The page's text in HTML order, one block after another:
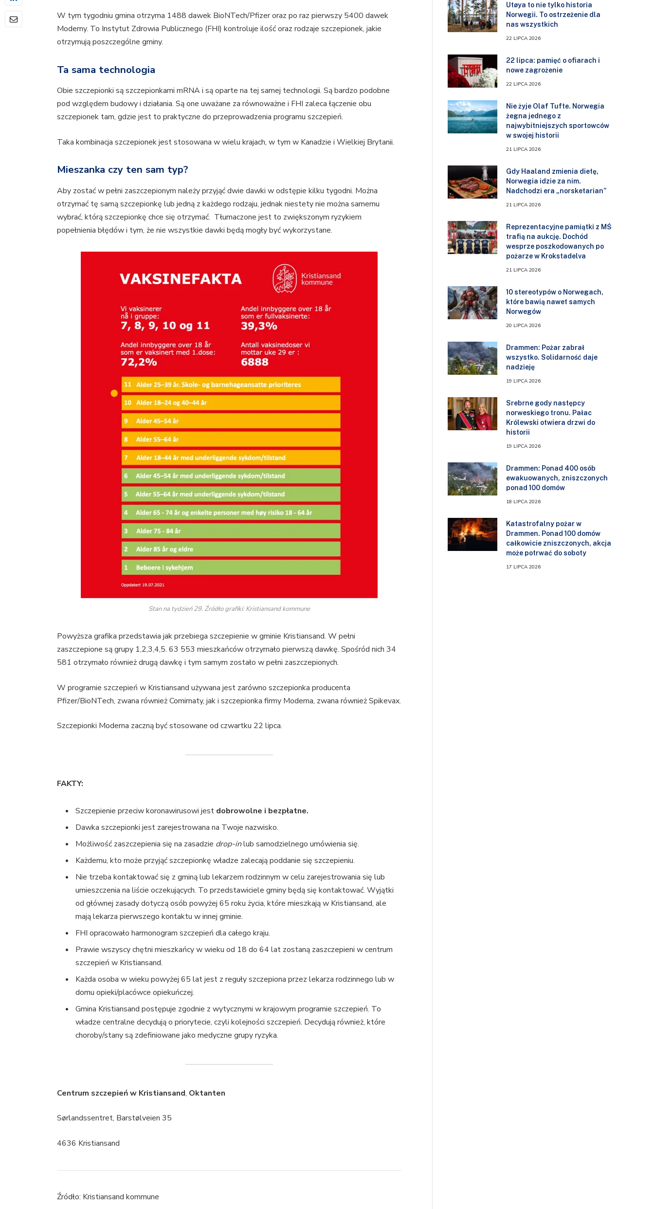
W tym tygodniu gmina otrzyma 1488 dawek BioNTech/Pfizer oraz po raz pierwszy 5400 dawek
Moderny. To Instytut Zdrowia Publicznego (FHI) kontroluje ilość oraz rodzaje szczepionek, jakie
otrzymują poszczególne gminy.
Ta sama technologia
Obie szczepionki są szczepionkami mRNA i są oparte na tej samej technologii. Są bardzo podobne
pod względem budowy i działania. Są one uważane za równoważne i FHI zaleca łączenie obu
szczepionek tam, gdzie jest to praktyczne do przeprowadzenia programu szczepień.
Taka kombinacja szczepionek jest stosowana w wielu krajach, w tym w Kanadzie i Wielkiej Brytanii.
Mieszanka czy ten sam typ?
Aby zostać w pełni zaszczepionym należy przyjąć dwie dawki w odstępie kilku tygodni. Można
otrzymać tę samą szczepionkę lub jedną z każdego rodzaju, jednak niestety nie można samemu
wybrać, którą szczepionkę chce się otrzymać. Tłumaczone jest to zwiększonym ryzykiem
popełnienia błędów i tym, że nie wszystkie dawki będą mogły być wykorzystane.
Stan na tydzień 29. Źródło grafiki: Kristiansand kommune
Powyższa grafika przedstawia jak przebiega szczepienie w gminie Kristiansand. W pełni
zaszczepione są grupy 1,2,3,4,5. 63 553 mieszkańców otrzymało pierwszą dawkę. Spośród nich 34
581 otrzymało również drugą dawkę i tym samym zostało w pełni zaszczepionych.
W programie szczepień w Kristiansand używana jest zarówno szczepionka producenta
Pfizer/BioNTech, zwana również Comirnaty, jak i szczepionka firmy Moderna, zwana również Spikevax.
Szczepionki Moderna zaczną być stosowane od czwartku 22 lipca.
FAKTY:
Szczepienie przeciw koronawirusowi jest dobrowolne i bezpłatne.
Dawka szczepionki jest zarejestrowana na Twoje nazwisko.
Możliwość zaszczepienia się na zasadzie drop-inlub samodzielnego umówienia się.
Każdemu, kto może przyjąć szczepionkę władze zalecają poddanie się szczepieniu.
Nie trzeba kontaktować się z gminą lub lekarzem rodzinnym w celu zarejestrowania się lub
umieszczenia na liście oczekujących. To przedstawiciele gminy będą się kontaktować. Wyjątki
od głównej zasady dotyczą osób powyżej 65 roku życia, które mieszkają w Kristiansand, ale
mają lekarza pierwszego kontaktu w innej gminie.
FHI opracowało harmonogram szczepień dla całego kraju.
Prawie wszyscy chętni mieszkańcy w wieku od 18 do 64 lat zostaną zaszczepieni w centrum
szczepień w Kristiansand.
Każda osoba w wieku powyżej 65 lat jest z reguły szczepiona przez lekarza rodzinnego lub w
domu opieki/placówce opiekuńczej.
Gmina Kristiansand postępuje zgodnie z wytycznymi w krajowym programie szczepień. To
władze centralne decydują o priorytecie, czyli kolejności szczepień. Decydują również, które
choroby/stany są zdefiniowane jako medyczne grupy ryzyka.
Centrum szczepień w Kristiansand, Oktanten
Sørlandssentret, Barstølveien 35
4636 Kristiansand
Źródło: Kristiansand kommune
Utøya to nie tylko historia
Norwegii. To ostrzeżenie dla
nas wszystkich
22 LIPCA 2026
22 lipca: pamięć o ofiarach i
nowe zagrożenie
22 LIPCA 2026
Nie żyje Olaf Tufte. Norwegia
żegna jednego z
najwybitniejszych sportowców
w swojej historii
21 LIPCA 2026
Gdy Haaland zmienia dietę,
Norwegia idzie za nim.
Nadchodzi era „norsketarian”
21 LIPCA 2026
Reprezentacyjne pamiątki z MŚ
trafią na aukcję. Dochód
wesprze poszkodowanych po
pożarze w Krokstadelva
21 LIPCA 2026
10 stereotypów o Norwegach,
które bawią nawet samych
Norwegów
20 LIPCA 2026
Drammen: Pożar zabrał
wszystko. Solidarność daje
nadzieję
19 LIPCA 2026
Srebrne gody następcy
norweskiego tronu. Pałac
Królewski otwiera drzwi do
historii
19 LIPCA 2026
Drammen: Ponad 400 osób
ewakuowanych, zniszczonych
ponad 100 domów
18 LIPCA 2026
Katastrofalny pożar w
Drammen. Ponad 100 domów
całkowicie zniszczonych, akcja
może potrwać do soboty
17 LIPCA 2026